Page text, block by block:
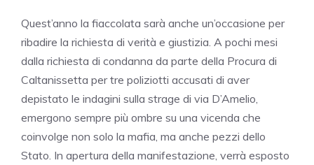
Quest’anno la fiaccolata sarà anche un’occasione per
ribadire la richiesta di verità e giustizia. A pochi mesi
dalla richiesta di condanna da parte della Procura di
Caltanissetta per tre poliziotti accusati di aver
depistato le indagini sulla strage di via D’Amelio,
emergono sempre più ombre su una vicenda che
coinvolge non solo la mafia, ma anche pezzi dello
Stato. In apertura della manifestazione, verrà esposto